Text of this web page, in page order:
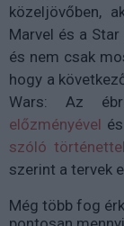
közeljövőben,
Marvel és a
és nem csak
hogy a
Wars: Az
előzményével
szóló történettel
szerint a tervek
Még több fog